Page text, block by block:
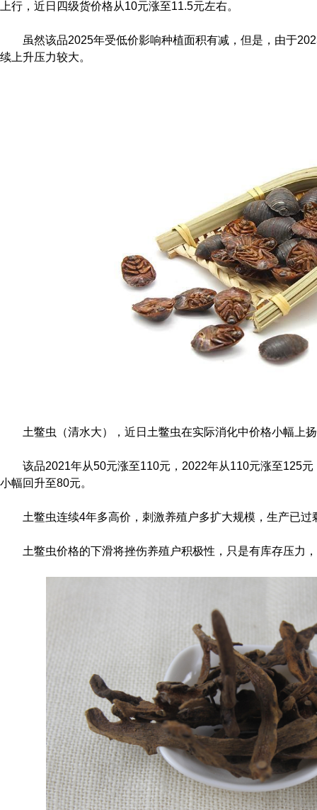
上行，近日四级货价格从10元涨至11.5元左右。
虽然该品2025年受低价影响种植面积有减，但是，由于
续上升压力较大。
土鳖虫（清水大），近日土鳖虫在实际消化中价格小幅上
该品2021年从50元涨至110元，2022年从110元涨至125
小幅回升至80元。
土鳖虫连续4年多高价，刺激养殖户多扩大规模，生产已
土鳖虫价格的下滑将挫伤养殖户积极性，只是有库存压力